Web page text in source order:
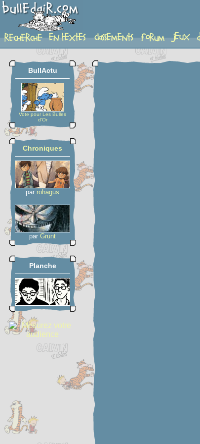
planche
BullActu
Vote pour Les Bulles
d'Or
Chroniques
par rohagus
par Grunt
Planche